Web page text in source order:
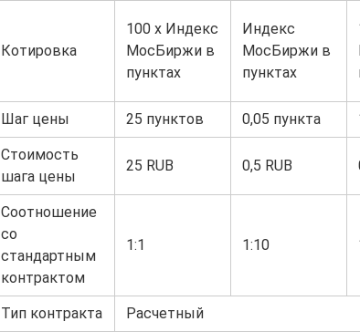
Котировка
100 х Индекс
МосБиржи в
пунктах
Индекс
МосБиржи в
пунктах
Шаг цены 25 пунктов 0,05 пункта
Стоимость
шага цены
25 RUB 0,5 RUB
Соотношение
со
стандартным
контрактом
1:1 1:10
Тип контракта Расчетный